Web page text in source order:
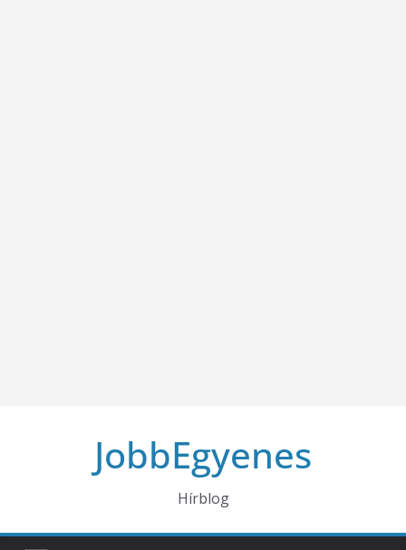
JobbEgyenes
Hírblog